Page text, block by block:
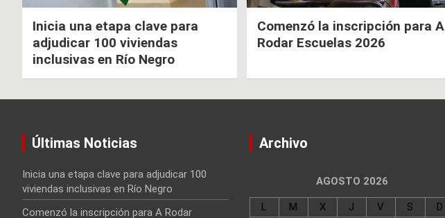
Inicia una etapa clave para
adjudicar 100 viviendas
inclusivas en Río Negro
Comenzó la inscripción para A
Rodar Escuelas 2026
Últimas Noticias
Inicia una etapa clave para adjudicar 100
viviendas inclusivas en Río Negro
Comenzó la inscripción para A Rodar
Archivo
AGOSTO 2026
L M X J V S D